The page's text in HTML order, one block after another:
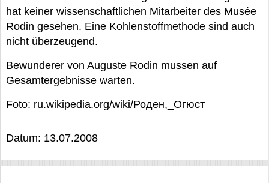
hat keiner wissenschaftlichen Mitarbeiter des Musée
Rodin gesehen. Eine Kohlenstoffmethode sind auch
nicht überzeugend.
Bewunderer von Auguste Rodin mussen auf
Gesamtergebnisse warten.
Foto: ru.wikipedia.org/wiki/Роден,_Огюст
Datum: 13.07.2008